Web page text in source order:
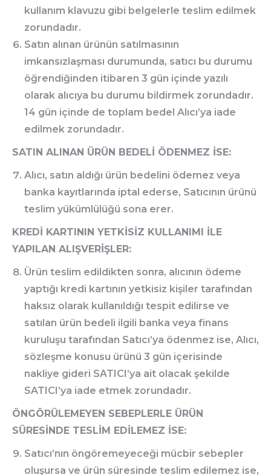
kullanım klavuzu gibi belgelerle teslim edilmek
zorundadır.
Satın alınan ürünün satılmasının
imkansızlaşması durumunda, satıcı bu durumu
öğrendiğinden itibaren 3 gün içinde yazılı
olarak alıcıya bu durumu bildirmek zorundadır.
14 gün içinde de toplam bedel Alıcı’ya iade
edilmek zorundadır.
SATIN ALINAN ÜRÜN BEDELİ ÖDENMEZ İSE:
Alıcı, satın aldığı ürün bedelini ödemez veya
banka kayıtlarında iptal ederse, Satıcının ürünü
teslim yükümlülüğü sona erer.
KREDİ KARTININ YETKİSİZ KULLANIMI İLE
YAPILAN ALIŞVERİŞLER:
Ürün teslim edildikten sonra, alıcının ödeme
yaptığı kredi kartının yetkisiz kişiler tarafından
haksız olarak kullanıldığı tespit edilirse ve
satılan ürün bedeli ilgili banka veya finans
kuruluşu tarafından Satıcı’ya ödenmez ise, Alıcı,
sözleşme konusu ürünü 3 gün içerisinde
nakliye gideri SATICI’ya ait olacak şekilde
SATICI’ya iade etmek zorundadır.
ÖNGÖRÜLEMEYEN SEBEPLERLE ÜRÜN
SÜRESİNDE TESLİM EDİLEMEZ İSE:
Satıcı’nın öngöremeyeceği mücbir sebepler
oluşursa ve ürün süresinde teslim edilemez ise,